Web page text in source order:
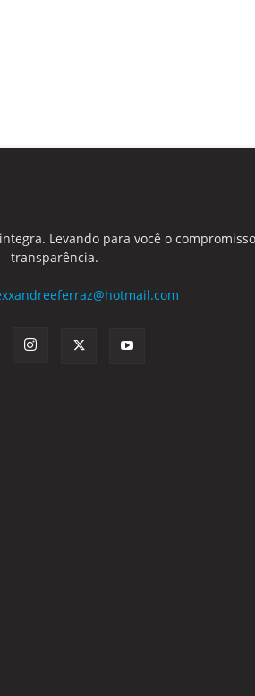
Levando para você o
transparência.